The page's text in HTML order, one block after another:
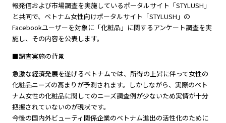
報発信および市場調査を実施しているポータルサイト「STYLUSH」
と共同で、ベトナム女性向けポータルサイト「STYLUSH」の
Facebookユーザーを対象に「化粧品」に関するアンケート調査を実
施し、その内容を公表します。
■調査実施の背景
急激な経済発展を遂げるベトナムでは、所得の上昇に伴って女性の
化粧品ニーズの高まりが予測されます。しかしながら、実際のベト
ナム女性の化粧品に関してのニーズ調査例が少ないため実情が十分
把握されていないのが現状です。
今後の国内外ビューティ関係企業のベトナム進出の活性化のために